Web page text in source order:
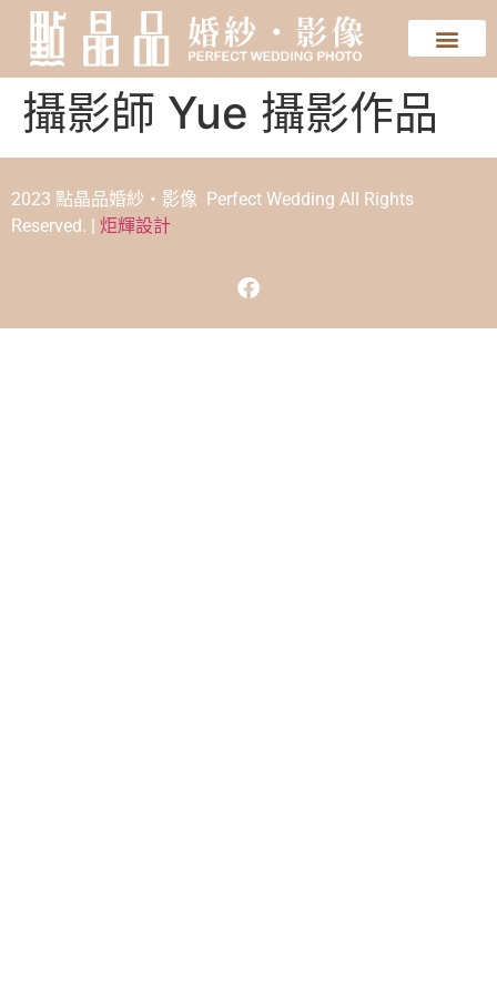
攝影師 Yue 攝影作品
2023 點晶品婚紗‧影像 Perfect Wedding All Rights
Reserved. | 炬輝設計